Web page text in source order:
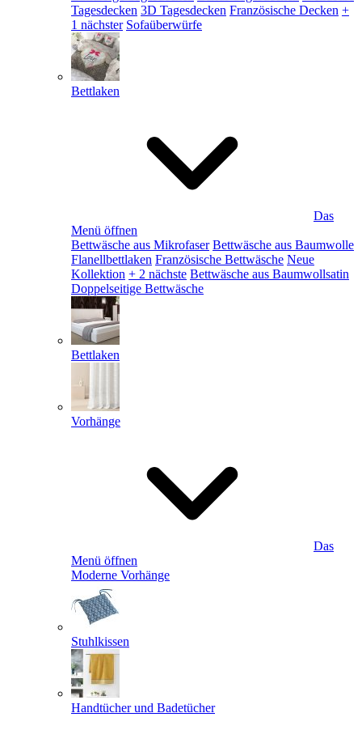
Tagesdecken 3D Tagesdecken Französische Decken +
1 nächster Sofaüberwürfe
Bettlaken
Das
Menü öffnen
Bettwäsche aus Mikrofaser Bettwäsche aus Baumwolle
Flanellbettlaken Französische Bettwäsche Neue
Kollektion + 2 nächste Bettwäsche aus Baumwollsatin
Doppelseitige Bettwäsche
Bettlaken
Vorhänge
Das
Menü öffnen
Moderne Vorhänge
Stuhlkissen
Handtücher und Badetücher